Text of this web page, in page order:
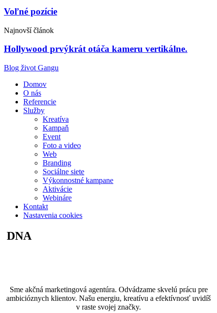
Voľné pozície
Najnovší článok
Hollywood prvýkrát otáča kameru vertikálne.
Blog život Gangu
Domov
O nás
Referencie
Služby
Kreatíva
Kampaň
Event
Foto a video
Web
Branding
Sociálne siete
Výkonnostné kampane
Aktivácie
Webináre
Kontakt
Nastavenia cookies
DNA
Sme akčná marketingová agentúra. Odvádzame skvelú prácu pre
ambicióznych klientov. Našu energiu, kreatívu a efektívnosť uvidíš
v raste svojej značky.